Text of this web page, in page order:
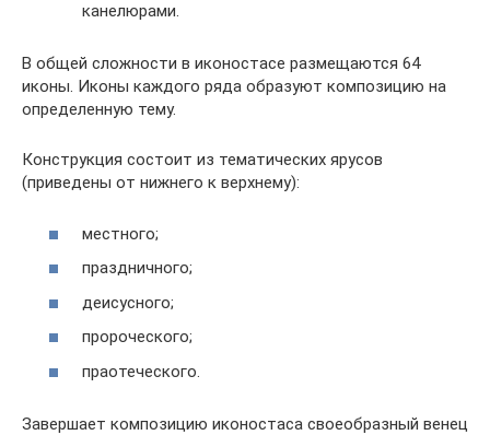
канелюрами.
В общей сложности в иконостасе размещаются 64
иконы. Иконы каждого ряда образуют композицию на
определенную тему.
Конструкция состоит из тематических ярусов
(приведены от нижнего к верхнему):
местного;
праздничного;
деисусного;
пророческого;
праотеческого.
Завершает композицию иконостаса своеобразный венец